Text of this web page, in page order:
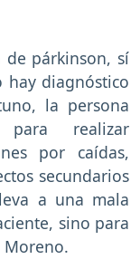
de párkinson, sí
hay diagnóstico
la persona
para realizar
por caídas,
secundarios
a una mala
sino para